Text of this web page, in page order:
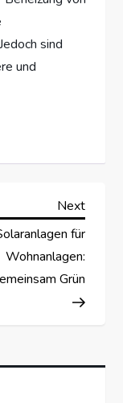
sind
und
Next
Post
Next
für
Wohnanlagen:
Grün